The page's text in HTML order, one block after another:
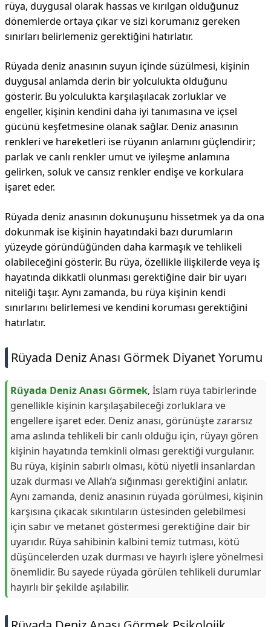
rüya, duygusal olarak hassas ve kırılgan olduğunuz
dönemlerde ortaya çıkar ve sizi korumanız gereken
sınırları belirlemeniz gerektiğini hatırlatır.
Rüyada deniz anasının suyun içinde süzülmesi, kişinin
duygusal anlamda derin bir yolculukta olduğunu
gösterir. Bu yolculukta karşılaşılacak zorluklar ve
engeller, kişinin kendini daha iyi tanımasına ve içsel
gücünü keşfetmesine olanak sağlar. Deniz anasının
renkleri ve hareketleri ise rüyanın anlamını güçlendirir;
parlak ve canlı renkler umut ve iyileşme anlamına
gelirken, soluk ve cansız renkler endişe ve korkulara
işaret eder.
Rüyada deniz anasının dokunuşunu hissetmek ya da ona
dokunmak ise kişinin hayatındaki bazı durumların
yüzeyde göründüğünden daha karmaşık ve tehlikeli
olabileceğini gösterir. Bu rüya, özellikle ilişkilerde veya iş
hayatında dikkatli olunması gerektiğine dair bir uyarı
niteliği taşır. Aynı zamanda, bu rüya kişinin kendi
sınırlarını belirlemesi ve kendini koruması gerektiğini
hatırlatır.
Rüyada Deniz Anası Görmek Diyanet Yorumu
Rüyada Deniz Anası Görmek, İslam rüya tabirlerinde
genellikle kişinin karşılaşabileceği zorluklara ve
engellere işaret eder. Deniz anası, görünüşte zararsız
ama aslında tehlikeli bir canlı olduğu için, rüyayı gören
kişinin hayatında temkinli olması gerektiği vurgulanır.
Bu rüya, kişinin sabırlı olması, kötü niyetli insanlardan
uzak durması ve Allah’a sığınması gerektiğini anlatır.
Aynı zamanda, deniz anasının rüyada görülmesi, kişinin
karşısına çıkacak sıkıntıların üstesinden gelebilmesi
için sabır ve metanet göstermesi gerektiğine dair bir
uyarıdır. Rüya sahibinin kalbini temiz tutması, kötü
düşüncelerden uzak durması ve hayırlı işlere yönelmesi
önemlidir. Bu sayede rüyada görülen tehlikeli durumlar
hayırlı bir şekilde aşılabilir.